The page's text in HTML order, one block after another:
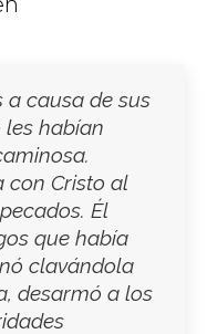
a causa de sus
les habían
con Cristo al
Él
que había
clavándola
desarmó a los